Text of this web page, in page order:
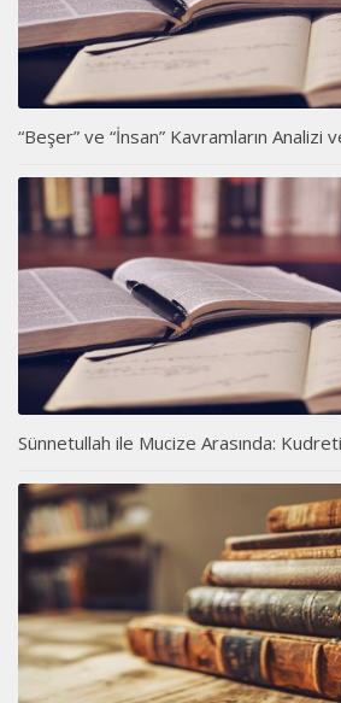
“Beşer” ve “İnsan” Kavramların Analizi
Sünnetullah ile Mucize Arasında: